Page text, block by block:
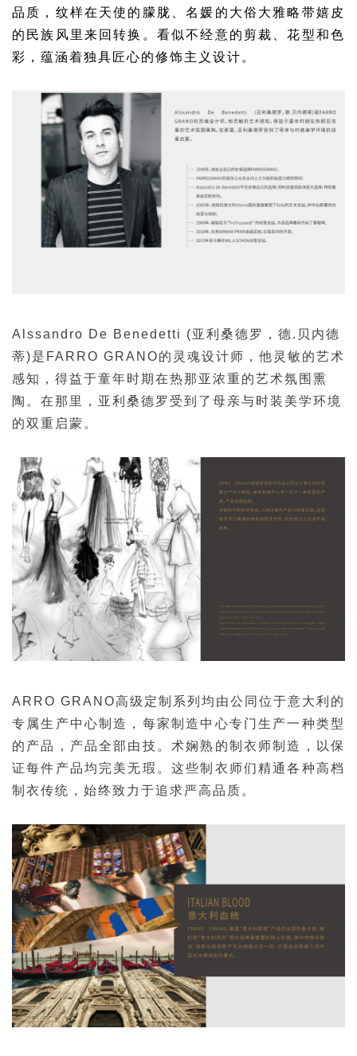
品质， 纹样在天使的朦胧、名媛的 大俗大雅略带嬉皮
的民族风里来回转换。 看似不经意的剪裁、花型和色
彩， 蕴涵着独具匠心的修饰主义设计 。
Alssandro De Benedetti (亚利桑德罗，德.贝内德
蒂)是FARRO GRANO的灵魂设计师， 他灵敏的艺术
感知， 得益于童年时期在热那亚浓重的艺术氛围熏
陶。 在那里， 亚利桑德罗受到了 母亲与时装美学环境
的双重启蒙。
ARRO GRANO高级定制系列 均由公同位于意大利的
专属生产中心制造， 每家制造中心专门生产一种类型
的产品， 产品全部由技。术娴熟的制衣师制造，以保
证每件产品均完美无瑕。 这些制衣师们精通各种高档
制衣传统， 始终致力于追求严高品质。